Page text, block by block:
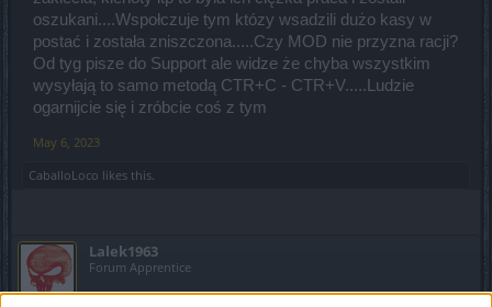
oszukani....Wspołczuje tym któzy wsadzili dużo kasy w
postać i została zniszczona.....Czy MOD nie przyzna racji?
Od tyg pisze do Support ale widze że chyba wszystkim
wysyłają to samo metodą CTR+C - CTR+V.....Ludzie
ogarnijcie się i zróbcie coś z tym
May 6, 2023
CaballoLoco likes this.
Lalek1963
Forum Apprentice